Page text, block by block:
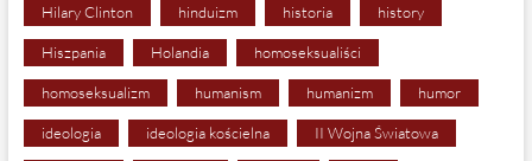
Hilary Clinton hinduizm historia history
Hiszpania Holandia homoseksualiści
homoseksualizm humanism humanizm humor
ideologia ideologia kościelna II Wojna Światowa